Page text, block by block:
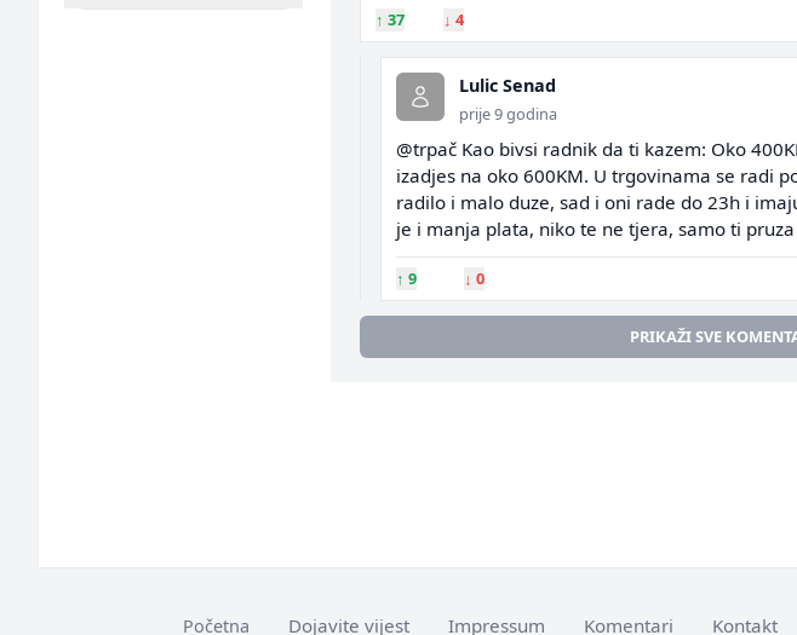
↑ 37 ↓ 4
Lulic Senad
prije 9 godina
@trpač Kao bivsi radnik da ti kazem: Oko
izadjes na oko 600KM. U trgovinama se radi
radilo i malo duze, sad i oni rade do 23h i
je i manja plata, niko te ne tjera, samo ti
↑ 9 ↓ 0
PRIKAŽI SVE
Početna Dojavite vijest Impressum Komentari Kontakt